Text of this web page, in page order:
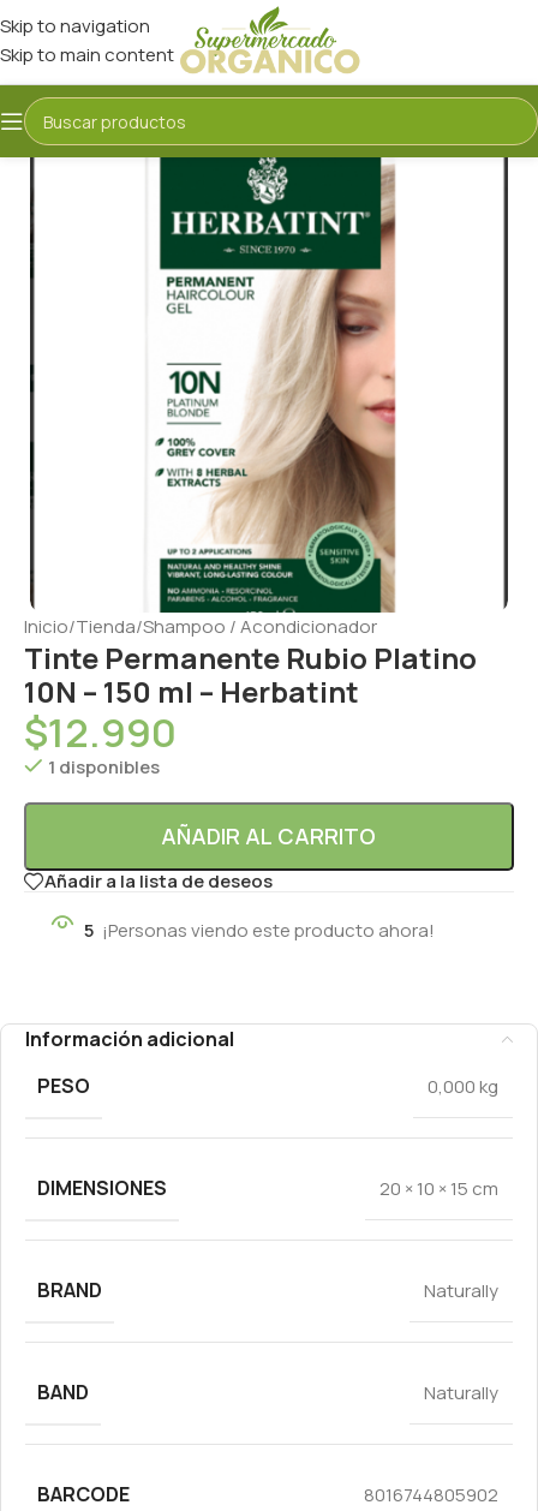
Skip to navigation
Skip to main content
Inicio/Tienda/Shampoo / Acondicionador
Tinte Permanente Rubio Platino
10N – 150 ml – Herbatint
$12.990
1 disponibles
AÑADIR AL CARRITO
Añadir a la lista de deseos
5 ¡Personas viendo este producto ahora!
Información adicional
PESO
0,000 kg
DIMENSIONES 20 × 10 × 15 cm
BRAND Naturally
BAND Naturally
BARCODE 8016744805902